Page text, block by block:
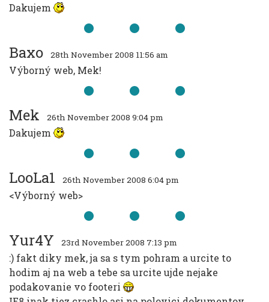
Dakujem
Baxo 28th November 2008 11:56 am
Výborný web, Mek!
Mek 26th November 2008 9:04 pm
Dakujem
LooLa1 26th November 2008 6:04 pm
<Výborný web>
Yur4Y 23rd November 2008 7:13 pm
:) fakt diky mek, ja sa s tym pohram a urcite to
hodim aj na web a tebe sa urcite ujde nejake
podakovanie vo footeri